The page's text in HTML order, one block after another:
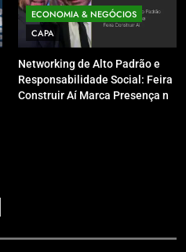
ECONOMIA & NEGÓCIOS
CAPA
Networking de Alto Padrão e
Responsabilidade Social: Feira
Construir Aí Marca Presença no